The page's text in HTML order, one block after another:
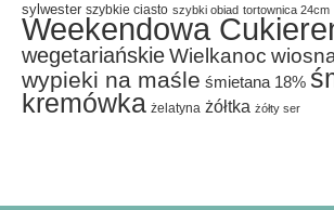
sylwester szybkie ciasto szybki obiad tortownica 24cm
Weekendowa
wegetariańskieWielkanoc
wypieki na maśle śmietana 18%
kremówka żelatyna żółtka żółty ser